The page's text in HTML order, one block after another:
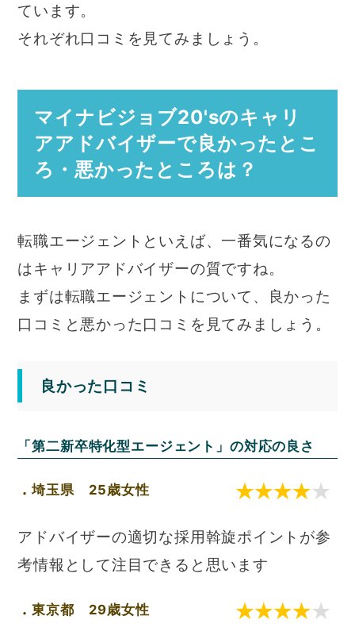
ています。
それぞれ口コミを見てみましょう。
マイナビジョブ20'sのキャリ
アアドバイザーで良かったとこ
ろ・悪かったところは？
転職エージェントといえば、一番気になるの
はキャリアアドバイザーの質ですね。
まずは転職エージェントについて、良かった
口コミと悪かった口コミを見てみましょう。
良かった口コミ
「第二新卒特化型エージェント」の対応の良さ
埼玉県 25歳女性
アドバイザーの適切な採用斡旋ポイントが参
考情報として注目できると思います
東京都 29歳女性